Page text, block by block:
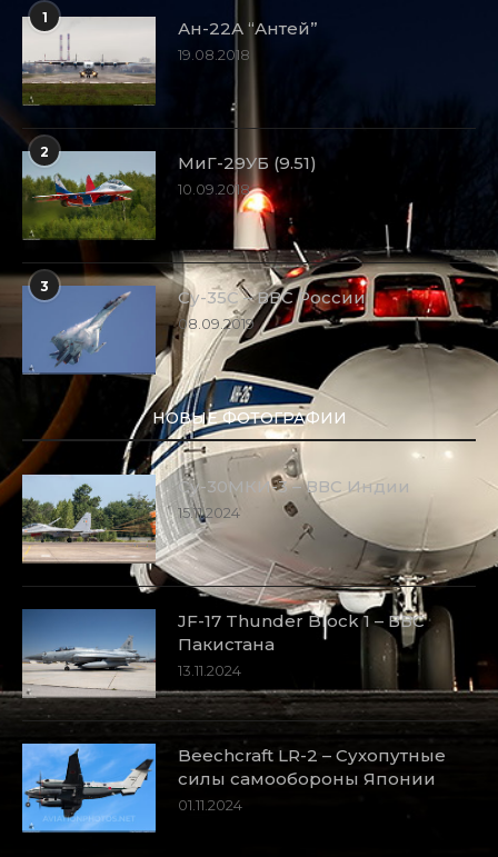
1
Ан-22А “Антей”
19.08.2018
2
МиГ-29УБ (9.51)
10.09.2018
3
Су-35С – ВВС России
08.09.2019
НОВЫЕ ФОТОГРАФИИ
Су-30МКИ-3 – ВВС Индии
15.11.2024
JF-17 Thunder Block 1 – ВВС
Пакистана
13.11.2024
Beechcraft LR-2 – Сухопутные
силы самообороны Японии
01.11.2024